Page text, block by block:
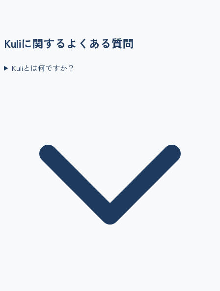
Kuliに関するよくある質問
Kuliとは何ですか？